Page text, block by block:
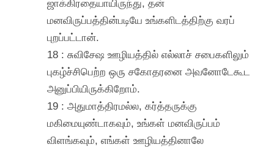
ஜாக்கிரதையாயிருந்து, தன்
மனவிருப்பத்தின்படியே உங்களிடத்திற்கு வரப்
புறப்பட்டான்.
18 : சுவிசேஷ ஊழியத்தில் எல்லாச் சபைகளிலும்
புகழ்ச்சிபெற்ற ஒரு சகோதரனை அவனோடேகூட
அனுப்பியிருக்கிறோம்.
19 : அதுமாத்திரமல்ல, கர்த்தருக்கு
மகிமையுண்டாகவும், உங்கள் மனவிருப்பம்
விளங்கவும், எங்கள் ஊழியத்தினாலே